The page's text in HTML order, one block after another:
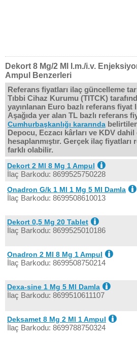
Dekort 8 Mg/2 Ml I.m./i.v.
Ampul Benzerleri
Referans fiyatları ilaç güncelleme
Tıbbi Cihaz Kurumu (TITCK)
yayınlanan Euro bazlı referans fiyat
Aşağıda yer alan TL bazlı referans
Cumhurbaşkanlığı kararında
Depocu, Eczacı kârları ve KDV
hesaplanmıştır. Gerçek ilaç fiyatları
farklı olabilir.
Dekort 2 Ml 8 Mg 1 Ampul
İlaç Barkodu: 8699525750228
Onadron G/k 1 Ml 1 Mg 5 Ml Damla
İlaç Barkodu: 8699508610013
Dekort 0,5 Mg 20 Tablet
İlaç Barkodu: 8699525010186
Onadron 2 Ml 8 Mg 1 Ampul
İlaç Barkodu: 8699508750214
Dexa-sine 1 Mg 5 Ml Damla
İlaç Barkodu: 8699510611107
Deksamet 8 Mg 2 Ml 1 Ampul
İlaç Barkodu: 8699788750324